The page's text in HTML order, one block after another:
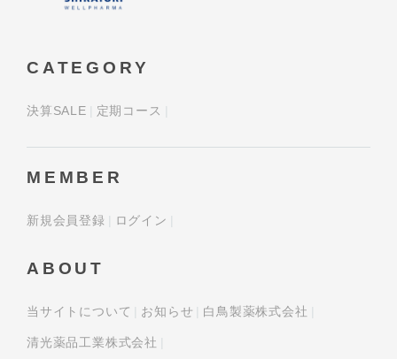
CATEGORY
決算SALE 定期コース
MEMBER
新規会員登録 ログイン
ABOUT
当サイトについて お知らせ 白鳥製薬株式会社
清光薬品工業株式会社